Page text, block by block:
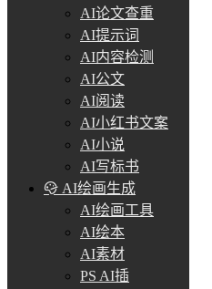
AI论文查重
AI提示词
AI内容检测
AI公文
AI阅读
AI小红书文案
AI小说
AI写标书
AI绘画生成
AI绘画工具
AI绘本
AI素材
PS AI插